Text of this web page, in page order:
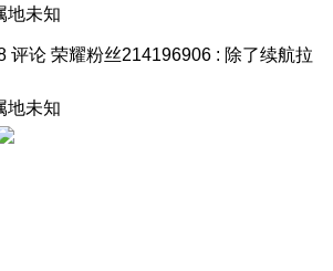
地未知
评论 荣耀粉丝214196906 : 除了续航拉
地未知